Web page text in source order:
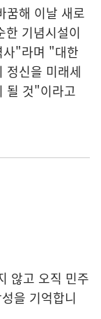
꿈해 이날 새로
기념시설이
사"라며 "대한
정신을 미래세
될 것"이라고
않고 오직 민주
을 기억합니